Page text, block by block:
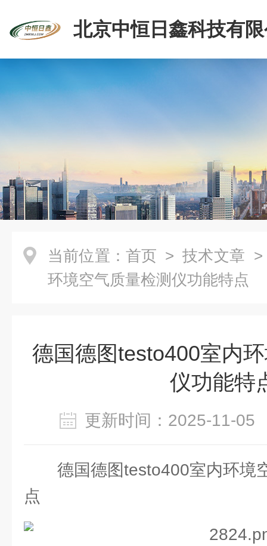
北京中恒日鑫科技有
当前位置： 首页 > 技术文章 >
环境空气质量检测仪功能特点
德国德图testo400室内
仪功能特
更新时间：2025-11-
德国德图testo400室内环境
点